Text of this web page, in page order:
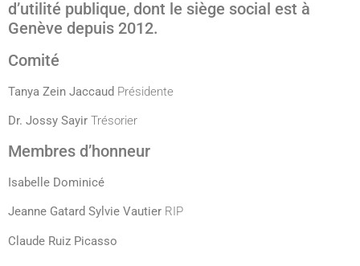
d’utilité publique, dont le siège social est à
Genève depuis 2012.
Comité
Tanya Zein Jaccaud Présidente
Dr. Jossy Sayir Trésorier
Membres d’honneur
Isabelle Dominicé
Jeanne Gatard Sylvie Vautier RIP
Claude Ruiz Picasso